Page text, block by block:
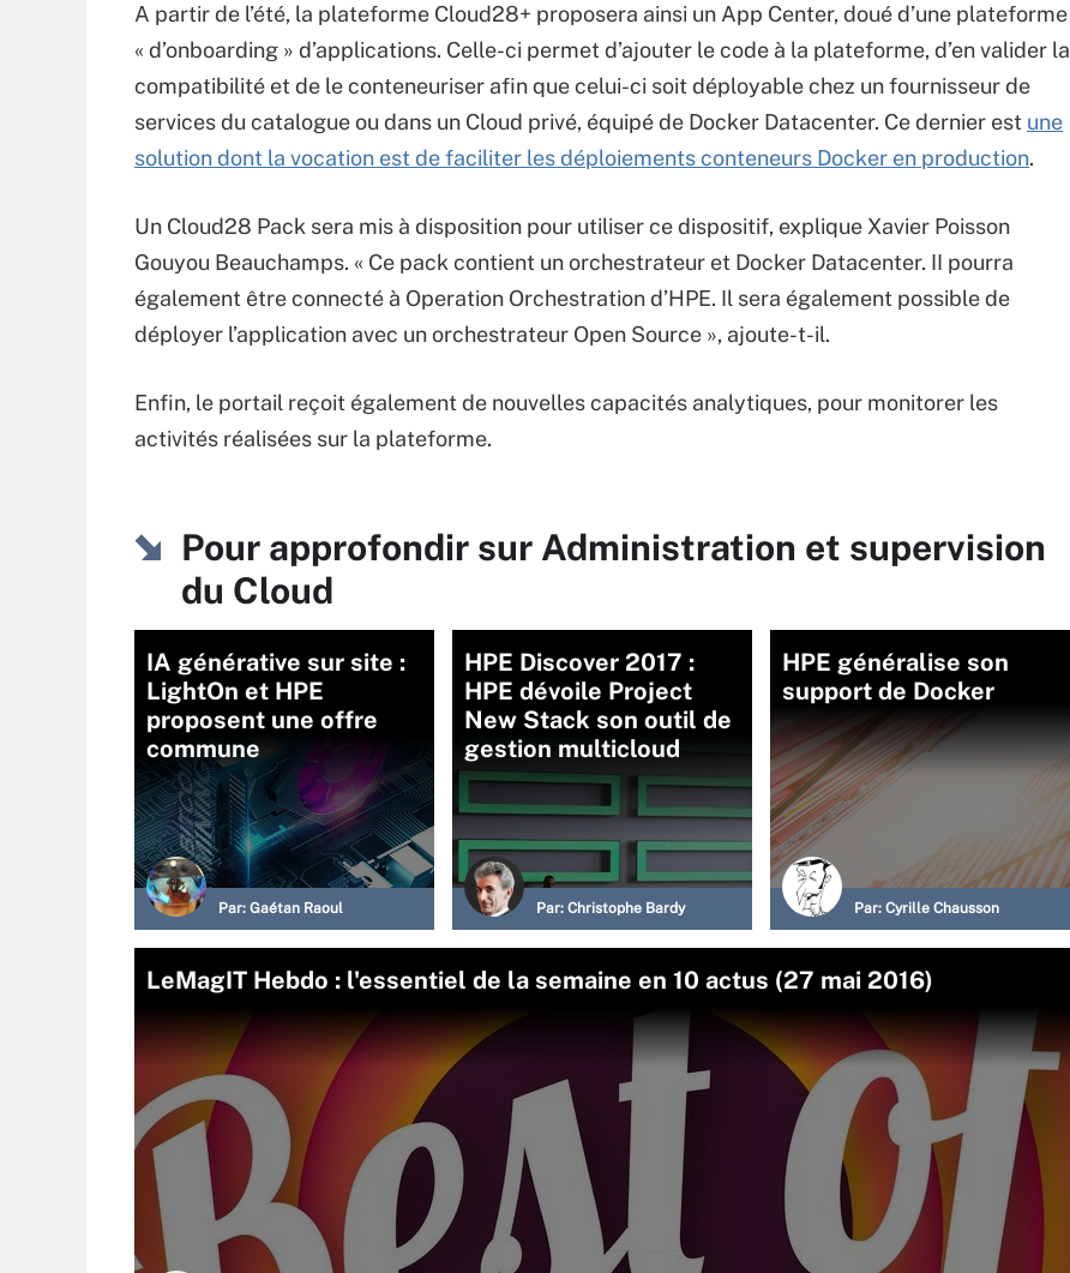
A partir de l’été, la plateforme Cloud28+ proposera ainsi un App Center, doué d’une plateforme
« d’onboarding » d’applications. Celle-ci permet d’ajouter le code à la plateforme, d’en valider la
compatibilité et de le conteneuriser afin que celui-ci soit déployable chez un fournisseur de
services du catalogue ou dans un Cloud privé, équipé de Docker Datacenter. Ce dernier est une
solution dont la vocation est de faciliter les déploiements conteneurs Docker en production.
Un Cloud28 Pack sera mis à disposition pour utiliser ce dispositif, explique Xavier Poisson
Gouyou Beauchamps. « Ce pack contient un orchestrateur et Docker Datacenter. II pourra
également être connecté à Operation Orchestration d’HPE. Il sera également possible de
déployer l’application avec un orchestrateur Open Source », ajoute-t-il.
Enfin, le portail reçoit également de nouvelles capacités analytiques, pour monitorer les
activités réalisées sur la plateforme.
Pour approfondir sur Administration et supervision
du Cloud
IA générative sur site :
LightOn et HPE
proposent une offre
commune
Par: Gaétan Raoul
HPE Discover 2017 :
HPE dévoile Project
New Stack son outil de
gestion multicloud
Par: Christophe Bardy
HPE généralise son
support de Docker
Par: Cyrille Chausson
LeMagIT Hebdo : l'essentiel de la semaine en 10 actus (27 mai 2016)